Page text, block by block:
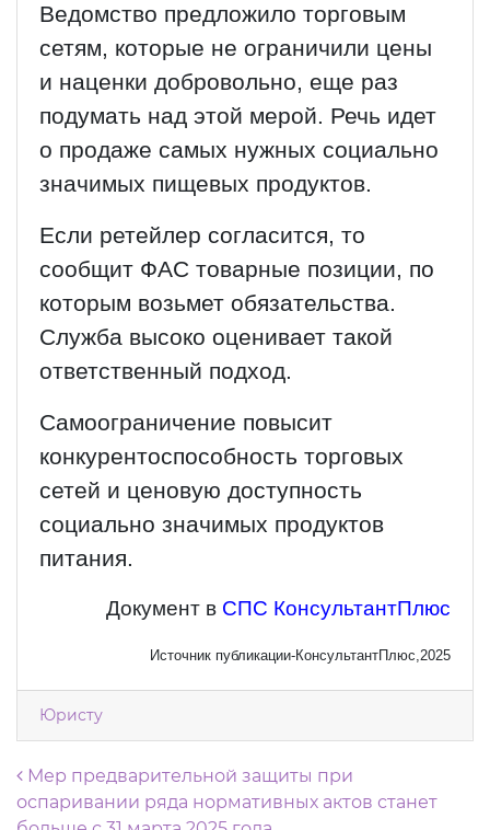
Ведомство предложило торговым
сетям, которые не ограничили цены
и наценки добровольно, еще раз
подумать над этой мерой. Речь идет
о продаже самых нужных социально
значимых пищевых продуктов.
Если ретейлер согласится, то
сообщит ФАС товарные позиции, по
которым возьмет обязательства.
Служба высоко оценивает такой
ответственный подход.
Самоограничение повысит
конкурентоспособность торговых
сетей и ценовую доступность
социально значимых продуктов
питания.
Документ в СПС КонсультантПлюс
Источник публикации-КонсультантПлюс,2025
Юристу
Навигация по записям
Мер предварительной защиты при
оспаривании ряда нормативных актов станет